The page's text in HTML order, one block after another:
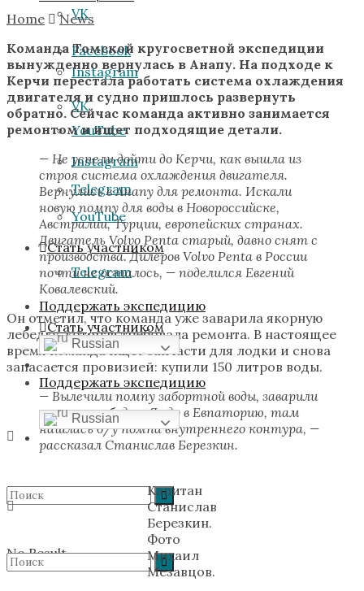
VK
Instagram
YouTube
Telegram
Стать участником
Поддержать экспедицию
Russian
No Result
Facebook
VK
Instagram
YouTube
Telegram
Стать участником
Поддержать экспедицию
Russian
Home
News
Команда Томской кругосветной экспедиции
вынужденно вернулась в Анапу. На подходе к
Керчи перестала работать система охлаждения
двигателя и судно пришлось развернуть
обратно. Сейчас команда активно занимается
ремонтом и ищет подходящие детали.
— Не успели дойти до Керчи, как вышла из
строя система охлаждения двигателя.
Вернулись в Анапу для ремонта. Искали
новую помпу для воды в Новороссийске,
Австралии, Турции, европейских странах.
Двигатель Volvo Penta старый, давно снят с
производства. Дилеров Volvo Penta в России
почти не осталось, — поделился Евгений
Ковалевский.
Он отметил, что команда уже заварила якорную
лебедку, которая требовала ремонта. В настоящее
время команда ищет запчасти для лодки и снова
запасается провизией: купили 150 литров воды.
— Вылечили помпу забортной воды, заварили
якорную лебедку. Я еду в Евпаторию, там
нашлась б/у помпа внутреннего контура, —
рассказал Станислав Березкин.
Капитан
Станислав
Березкин.
Фото
Михаил
Мезавцов.